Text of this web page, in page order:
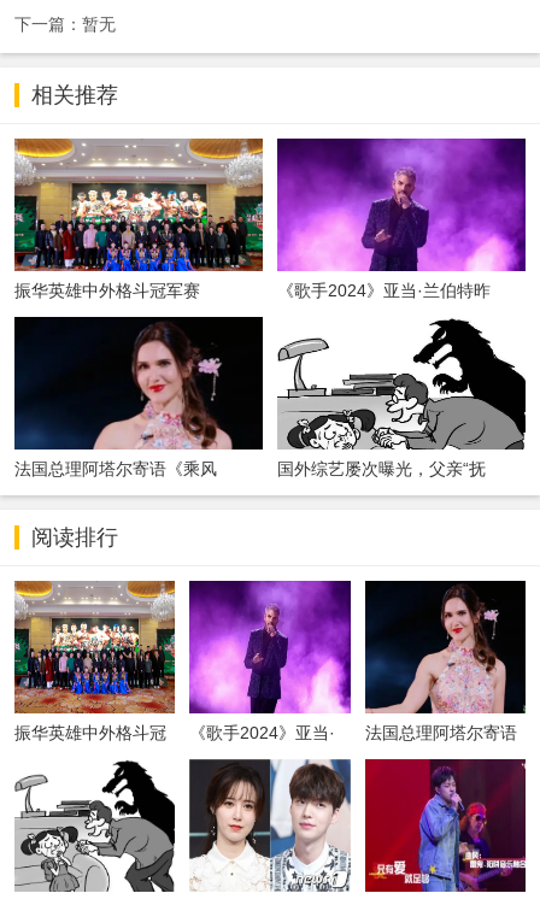
下一篇：暂无
相关推荐
振华英雄中外格斗冠军赛
《歌手2024》亚当·兰伯特昨
法国总理阿塔尔寄语《乘风
2024》：让中
国外综艺屡次曝光，父亲“抚
摸”“亲昵”女
阅读排行
振华英雄中外格斗冠
《歌手2024》亚当·
兰伯特昨晚“空降”
法国总理阿塔尔寄语
《乘风2024》：让中